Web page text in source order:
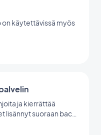
on käytettävissä myös
ja kierrättää
lisännyt suoraan back